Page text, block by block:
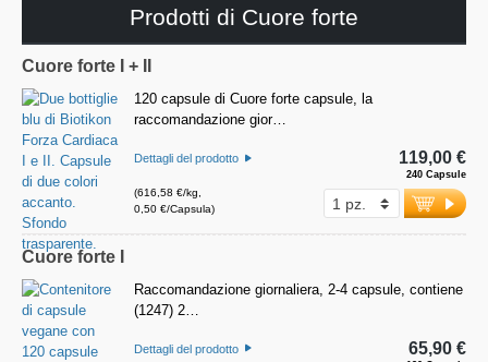
Prodotti di Cuore forte
Cuore forte I + II
120 capsule di Cuore forte capsule, la
raccomandazione gior…
Dettagli del prodotto
(616,58 €/kg,
0,50 €/Capsula)
240 Capsule
119,00 €
Cuore forte I
Raccomandazione giornaliera, 2-4 capsule, contiene
(1247) 2…
Dettagli del prodotto 65,90 €